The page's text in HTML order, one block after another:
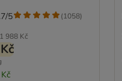
1 988 Kč
5 (1058)